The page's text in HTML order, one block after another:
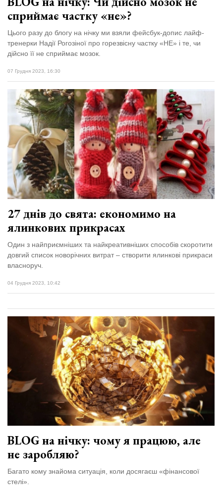
сприймає частку «не»?
Цього разу до блогу на нічку ми взяли фейсбук-допис лайф-
тренерки Надії Рогозіної про горезвісну частку «НЕ» і те, чи
дійсно її не сприймає мозок.
07 Грудня 2023, 16:30
27 днів до свята: економимо на
ялинкових прикрасах
Один з найприємніших та найкреативніших способів скоротити
довгий список новорічних витрат – створити ялинкові прикраси
власноруч.
04 Грудня 2023, 10:42
BLOG на нічку: чому я працюю, але
не заробляю?
Багато кому знайома ситуація, коли досягаєш «фінансової
стелі».